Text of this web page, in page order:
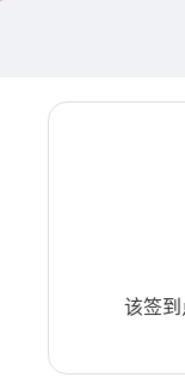
该签到